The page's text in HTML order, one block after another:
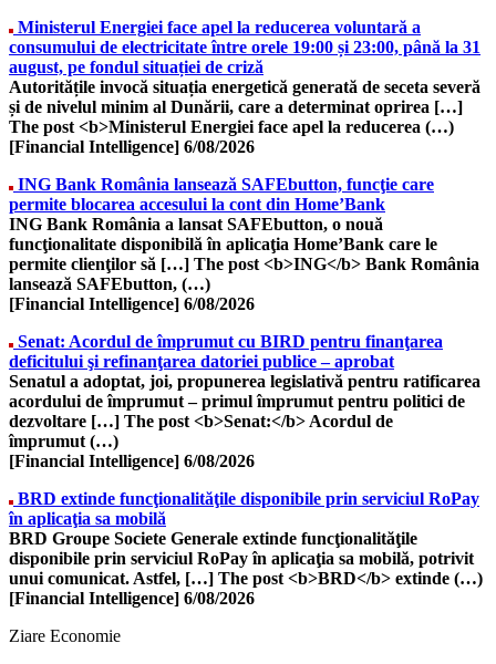
Ministerul Energiei face apel la reducerea voluntară a
consumului de electricitate între orele 19:00 și 23:00, până la 31
august, pe fondul situației de criză
Autoritățile invocă situația energetică generată de seceta severă
și de nivelul minim al Dunării, care a determinat oprirea […]
The post <b>Ministerul Energiei face apel la reducerea (…)
[Financial Intelligence] 6/08/2026
ING Bank România lansează SAFEbutton, funcţie care
permite blocarea accesului la cont din Home’Bank
ING Bank România a lansat SAFEbutton, o nouă
funcţionalitate disponibilă în aplicaţia Home’Bank care le
permite clienţilor să […] The post <b>ING</b> Bank România
lansează SAFEbutton, (…)
[Financial Intelligence] 6/08/2026
Senat: Acordul de împrumut cu BIRD pentru finanţarea
deficitului şi refinanţarea datoriei publice – aprobat
Senatul a adoptat, joi, propunerea legislativă pentru ratificarea
acordului de împrumut – primul împrumut pentru politici de
dezvoltare […] The post <b>Senat:</b> Acordul de
împrumut (…)
[Financial Intelligence] 6/08/2026
BRD extinde funcţionalităţile disponibile prin serviciul RoPay
în aplicaţia sa mobilă
BRD Groupe Societe Generale extinde funcţionalităţile
disponibile prin serviciul RoPay în aplicaţia sa mobilă, potrivit
unui comunicat. Astfel, […] The post <b>BRD</b> extinde (…)
[Financial Intelligence] 6/08/2026
Ziare Economie